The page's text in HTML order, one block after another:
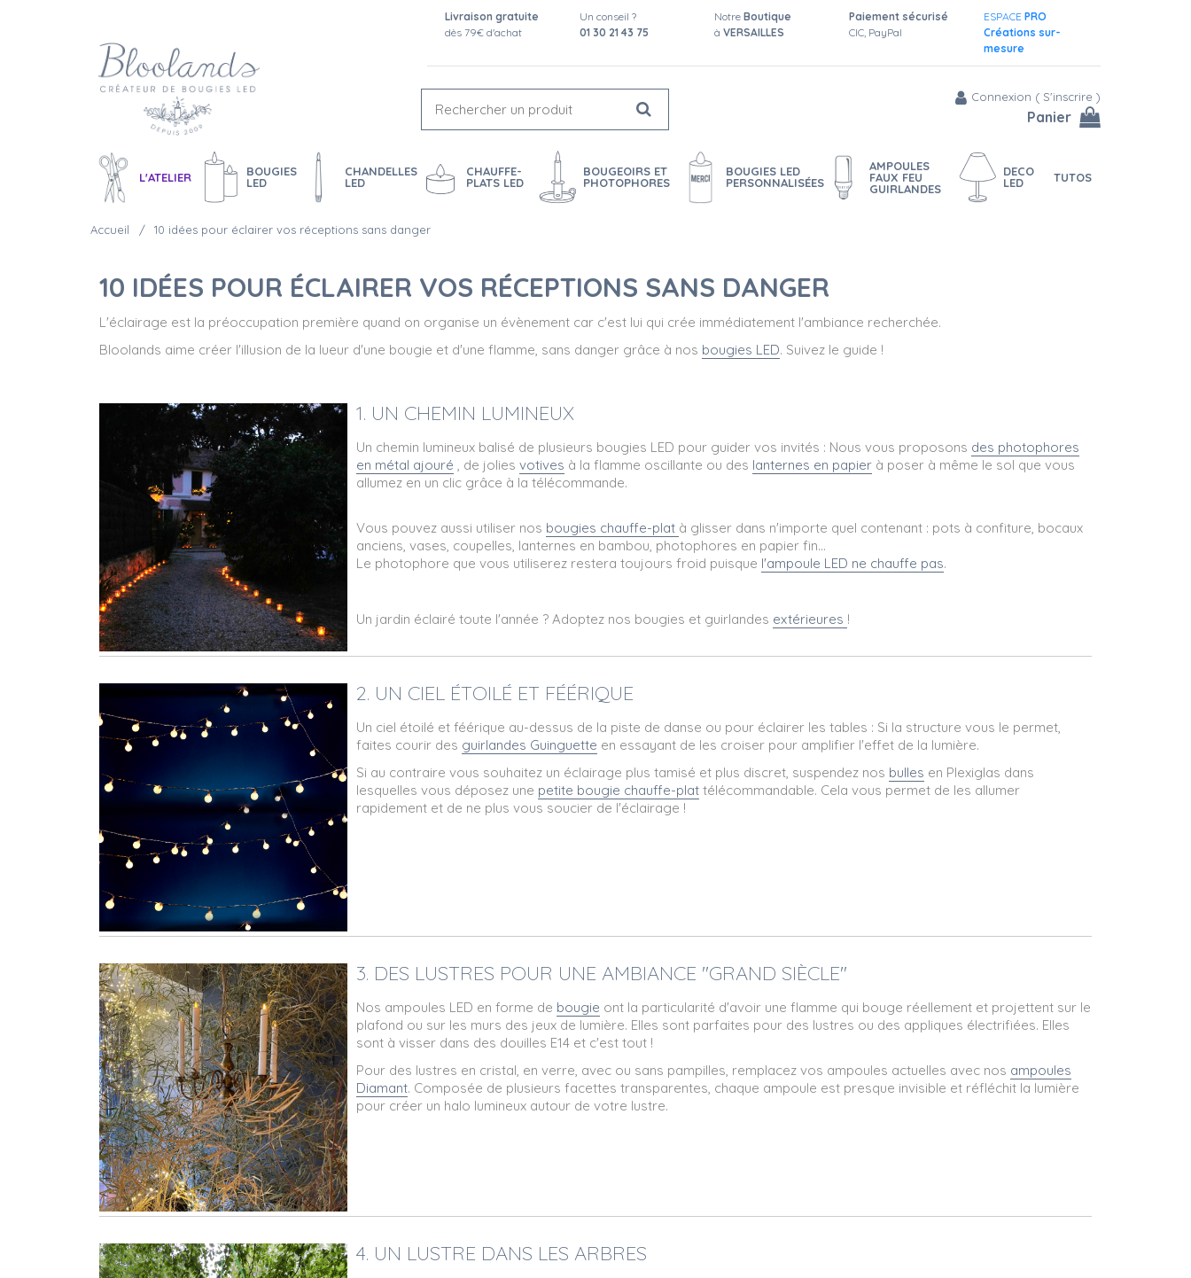
Livraison gratuite
dès 79€ d'achat
Un conseil ?
01 30 21 43 75
Notre Boutique
à VERSAILLES
Paiement sécurisé
CIC, PayPal
ESPACE PRO
Créations sur-
mesure
Connexion ( S'inscrire )
Panier
L'ATELIER
BOUGIES
LED
CHANDELLES
LED
CHAUFFE-
PLATS LED
BOUGEOIRS ET
PHOTOPHORES
BOUGIES LED
PERSONNALISÉES
AMPOULES
FAUX FEU
GUIRLANDES
DECO
LED
TUTOS
Accueil 10 idées pour éclairer vos réceptions sans danger
10 IDÉES POUR ÉCLAIRER VOS RÉCEPTIONS SANS DANGER
L'éclairage est la préoccupation première quand on organise un évènement car c'est lui qui crée immédiatement l'ambiance recherchée.
Bloolands aime créer l'illusion de la lueur d'une bougie et d'une flamme, sans danger grâce à nos bougies LED. Suivez le guide !
1. UN CHEMIN LUMINEUX
Un chemin lumineux balisé de plusieurs bougies LED pour guider vos invités : Nous vous proposons des photophores
en métal ajouré , de jolies votives à la flamme oscillante ou des lanternes en papier à poser à même le sol que vous
allumez en un clic grâce à la télécommande.
Vous pouvez aussi utiliser nos bougies chauffe-plat à glisser dans n'importe quel contenant : pots à confiture, bocaux
anciens, vases, coupelles, lanternes en bambou, photophores en papier fin...
Le photophore que vous utiliserez restera toujours froid puisque l'ampoule LED ne chauffe pas.
Un jardin éclairé toute l'année ? Adoptez nos bougies et guirlandes extérieures !
2. UN CIEL ÉTOILÉ ET FÉÉRIQUE
Un ciel étoilé et féérique au-dessus de la piste de danse ou pour éclairer les tables : Si la structure vous le permet,
faites courir des guirlandes Guinguette en essayant de les croiser pour amplifier l'effet de la lumière.
Si au contraire vous souhaitez un éclairage plus tamisé et plus discret, suspendez nos bulles en Plexiglas dans
lesquelles vous déposez une petite bougie chauffe-plat télécommandable. Cela vous permet de les allumer
rapidement et de ne plus vous soucier de l'éclairage !
3. DES LUSTRES POUR UNE AMBIANCE "GRAND SIÈCLE"
Nos ampoules LED en forme de bougie ont la particularité d'avoir une flamme qui bouge réellement et projettent sur le
plafond ou sur les murs des jeux de lumière. Elles sont parfaites pour des lustres ou des appliques électrifiées. Elles
sont à visser dans des douilles E14 et c'est tout !
Pour des lustres en cristal, en verre, avec ou sans pampilles, remplacez vos ampoules actuelles avec nos ampoules
Diamant. Composée de plusieurs facettes transparentes, chaque ampoule est presque invisible et réfléchit la lumière
pour créer un halo lumineux autour de votre lustre.
4. UN LUSTRE DANS LES ARBRES